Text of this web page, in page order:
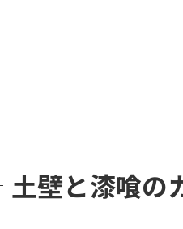
土壁と漆喰の